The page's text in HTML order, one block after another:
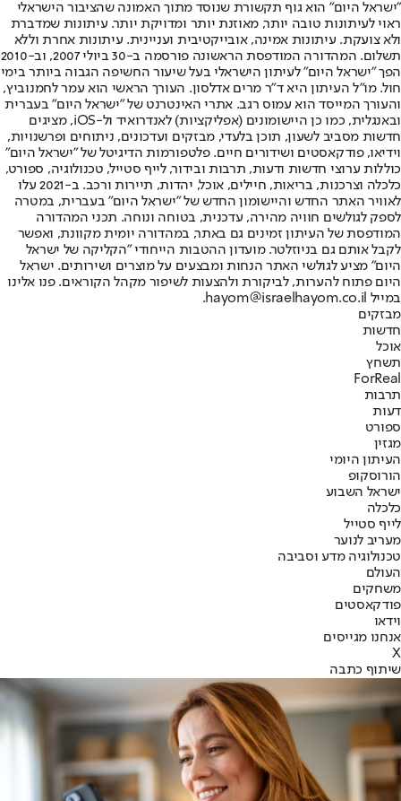
"ישראל היום" הוא גוף תקשורת שנוסד מתוך האמונה שהציבור הישראלי
ראוי לעיתונות טובה יותר, מאוזנת יותר ומדויקת יותר. עיתונות שמדברת
ולא צועקת. עיתונות אמינה, אובייקטיבית ועניינית. עיתונות אחרת וללא
תשלום. המהדורה המודפסת הראשונה פורסמה ב-30 ביולי 2007, וב-2010
הפך "ישראל היום" לעיתון הישראלי בעל שיעור החשיפה הגבוה ביותר בימי
חול. מו"ל העיתון היא ד"ר מרים אדלסון. העורך הראשי הוא עמר לחמנוביץ,
והעורך המייסד הוא עמוס רגב. אתרי האינטרנט של "ישראל היום" בעברית
ובאנגלית, כמו כן היישומונים (אפליקציות) לאנדרואיד ול-iOS, מציגים
חדשות מסביב לשעון, תוכן בלעדי, מבזקים ועדכונים, ניתוחים ופרשנויות,
וידיאו, פודקאסטים ושידורים חיים. פלטפורמות הדיגיטל של "ישראל היום"
כוללות ערוצי חדשות ודעות, תרבות ובידור, לייף סטייל, טכנולוגיה, ספורט,
כלכלה וצרכנות, בריאות, חיילים, אוכל, יהדות, תיירות ורכב. ב-2021 עלו
לאוויר האתר החדש והיישומון החדש של "ישראל היום" בעברית, במטרה
לספק לגולשים חוויה מהירה, עדכנית, בטוחה ונוחה. תכני המהדורה
המודפסת של העיתון זמינים גם באתר, במהדורה יומית מקוונת, ואפשר
לקבל אותם גם בניוזלטר. מועדון ההטבות הייחודי "הקליקה של ישראל
היום" מציע לגולשי האתר הנחות ומבצעים על מוצרים ושירותים. ישראל
היום פתוח להערות, לביקורת ולהצעות לשיפור מקהל הקוראים. פנו אלינו
במייל hayom@israelhayom.co.il.
מבזקים
חדשות
אוכל
תשחץ
ForReal
תרבות
דעות
ספורט
מגזין
העיתון היומי
הורוסקופ
ישראל השבוע
כלכלה
לייף סטייל
מעריב לנוער
טכנולוגיה מדע וסביבה
העולם
משחקים
פודקאסטים
וידאו
אנחנו מגייסים
X
שיתוף כתבה